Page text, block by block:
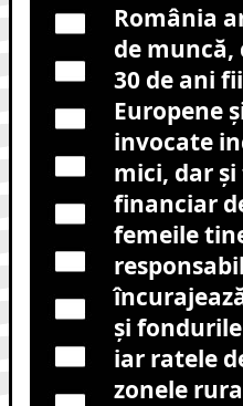
România
de
30 de ani
Europene
invocate
mici, dar
financiar
femeile
și
iar ratele
zonele